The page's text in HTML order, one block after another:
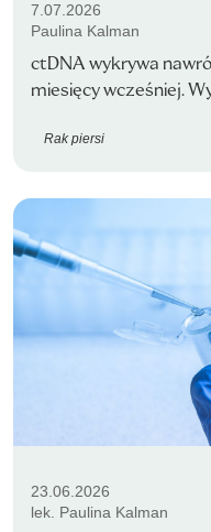
7.07.2026
Paulina Kalman
ctDNA wykrywa
miesięcy wcześniej.
Rak piersi
23.06.2026
lek. Paulina Kalman